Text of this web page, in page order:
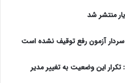
متغیّر است؟ یا جایشان عوض
زرنگی و تنبلی ای وجود ندارد
موهبت یکسان عقل برخوردارند
منتشر شد
آزمون رفع توقیف نشده است
تکرار این وضعیت به تغییر مدیر